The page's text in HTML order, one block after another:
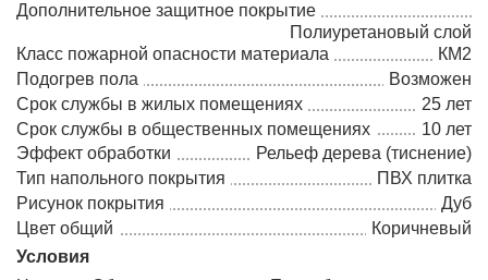
Дополнительное защитное покрытие
Полиуретановый слой
Класс пожарной опасности материала
КМ2
Подогрев пола
Возможен
Срок службы в жилых помещениях
25 лет
Срок службы в общественных помещениях
10 лет
Эффект обработки
Рельеф дерева (тиснение)
Тип напольного покрытия
ПВХ плитка
Рисунок покрытия
Дуб
Цвет общий
Коричневый
Условия